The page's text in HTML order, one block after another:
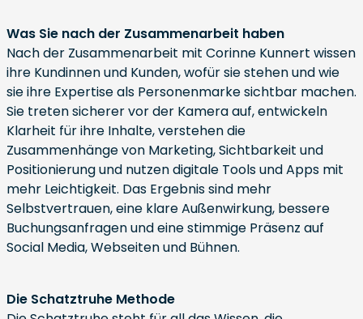
Was Sie nach der Zusammenarbeit haben
Nach der Zusammenarbeit mit Corinne Kunnert wissen
ihre Kundinnen und Kunden, wofür sie stehen und wie
sie ihre Expertise als Personenmarke sichtbar machen.
Sie treten sicherer vor der Kamera auf, entwickeln
Klarheit für ihre Inhalte, verstehen die
Zusammenhänge von Marketing, Sichtbarkeit und
Positionierung und nutzen digitale Tools und Apps mit
mehr Leichtigkeit. Das Ergebnis sind mehr
Selbstvertrauen, eine klare Außenwirkung, bessere
Buchungsanfragen und eine stimmige Präsenz auf
Social Media, Webseiten und Bühnen.
Die Schatztruhe Methode